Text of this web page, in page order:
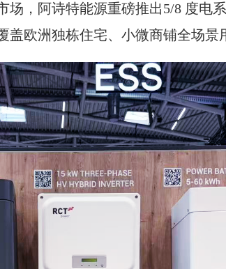
，阿诗特能源重磅推出5/8 度电
欧洲独栋住宅、小微商铺全场景